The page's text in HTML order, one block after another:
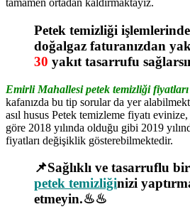
tamamen ortadan kaldırmaktayız.
Petek temizliği
doğalgaz faturanızdan
30 yakıt tasarrufu
Emirli Mahallesi petek temizliği fiyatları
kafanızda bu tip sorular da yer
asıl husus Petek temizleme fiyatı
göre 2018 yılında olduğu gibi 2019
fiyatları değişiklik gösterebilmektedir.
📌Sağlıklı ve tasarruflu bir
petek temizliğinizi
etmeyin.♨♨